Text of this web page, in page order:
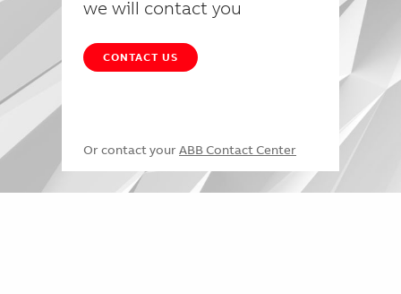
we will contact you
CONTACT US
Or contact your ABB Contact Center